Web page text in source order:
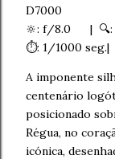
D7000
🔆: f/8.0 | 🔍:
⏱️: 1/1000 seg.|
A imponente
centenário
posicionado
Régua, no
icónica,